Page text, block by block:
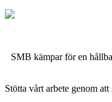
SMB kämpar för en
Stötta vårt arbete genom